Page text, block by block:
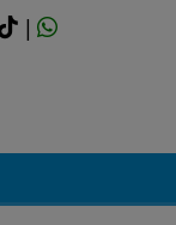
|